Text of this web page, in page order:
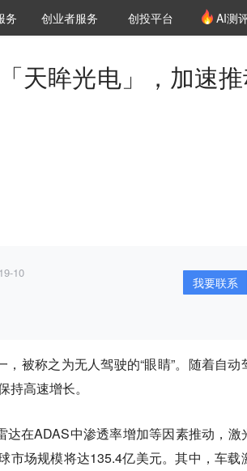
构库
推介
务 创投氪堂
创业者服务 创投平台 AI测
天眸光电」，加速
10
我要联系
被称之为无人驾驶的“眼睛”。随着自动
高速增长。
在ADAS中渗透率增加等因素推动，激
市场规模将达135.4亿美元。其中，车载